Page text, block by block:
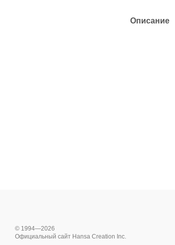
Описание
© 1994—2026
Официальный сайт Hansa Creation Inc.